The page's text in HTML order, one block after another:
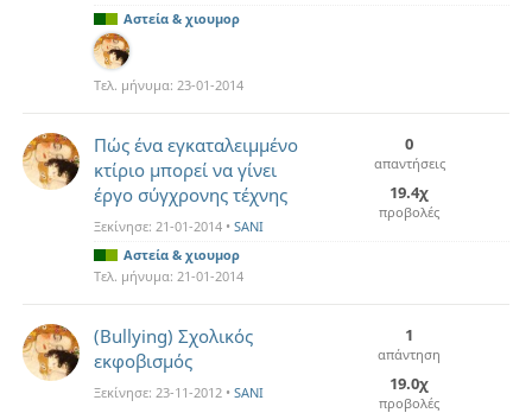
Αστεία & χιουμορ
Τελ. μήνυμα: 23-01-2014
Πώς ένα εγκαταλειμμένο
κτίριο μπορεί να γίνει
έργο σύγχρονης τέχνης
Ξεκίνησε: 21-01-2014 • SANI
0
απαντήσεις
19.4χ
προβολές
Αστεία & χιουμορ
Τελ. μήνυμα: 21-01-2014
(Βullying) Σχολικός
εκφοβισμός
Ξεκίνησε: 23-11-2012 • SANI
1
απάντηση
19.0χ
προβολές